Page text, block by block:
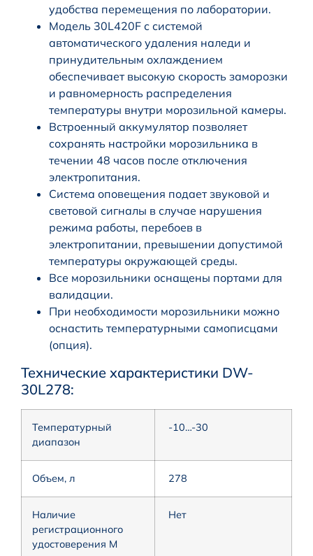
удобства перемещения по лаборатории.
Модель 30L420F с системой
автоматического удаления наледи и
принудительным охлаждением
обеспечивает высокую скорость заморозки
и равномерность распределения
температуры внутри морозильной камеры.
Встроенный аккумулятор позволяет
сохранять настройки морозильника в
течении 48 часов после отключения
электропитания.
Система оповещения подает звуковой и
световой сигналы в случае нарушения
режима работы, перебоев в
электропитании, превышении допустимой
температуры окружающей среды.
Все морозильники оснащены портами для
валидации.
При необходимости морозильники можно
оснастить температурными самописцами
(опция).
Технические характеристики DW-
30L278:
Температурный
диапазон
-10…-30
Объем, л 278
Наличие
регистрационного
удостоверения М
Нет